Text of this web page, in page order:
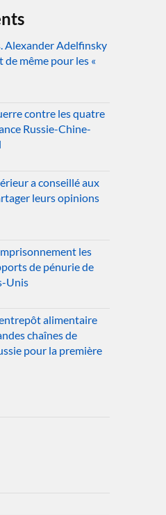
Alexander Adelfinsky
de même pour les «
contre les quatre
Russie-Chine-
a conseillé aux
leurs opinions
les
de pénurie de
Unis
alimentaire
chaînes de
pour la première